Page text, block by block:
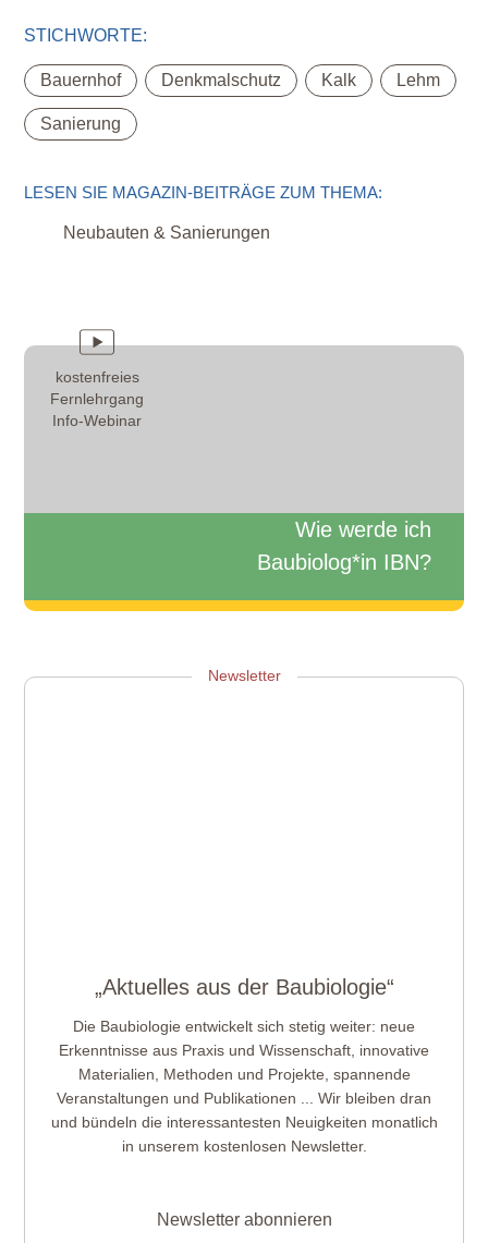
STICHWORTE:
Bauernhof , Denkmalschutz , Kalk , Lehm
Sanierung
LESEN SIE MAGAZIN-BEITRÄGE ZUM THEMA:
Neubauten & Sanierungen
kostenfreies
Fernlehrgang
Info-Webinar
Wie werde ich
Baubiolog*in IBN?
Newsletter
„Aktuelles aus der Baubiologie“
Die Baubiologie entwickelt sich stetig weiter: neue
Erkenntnisse aus Praxis und Wissenschaft, innovative
Materialien, Methoden und Projekte, spannende
Veranstaltungen und Publikationen ... Wir bleiben dran
und bündeln die interessantesten Neuigkeiten monatlich
in unserem kostenlosen Newsletter.
Newsletter abonnieren